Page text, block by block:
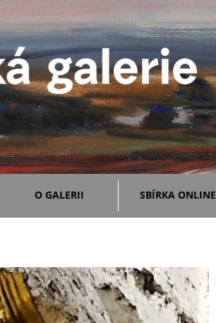
O GALERII SBÍRKA ONLINE